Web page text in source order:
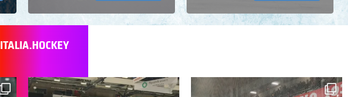
ITALIA.HOCKEY